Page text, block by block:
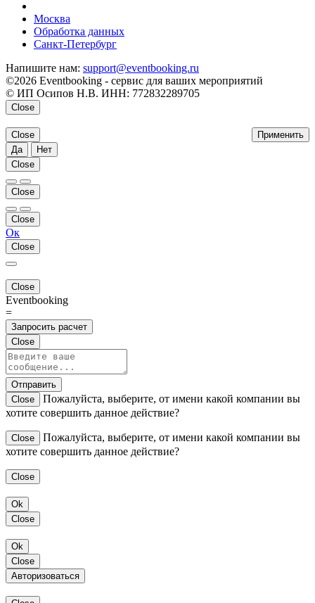
Москва
Обработка данных
Санкт-Петербург
Напишите нам: support@eventbooking.ru
©2026 Eventbooking - сервис для ваших мероприятий
© ИП Осипов Н.В. ИНН: 772832289705
Close
Применить
Close
Да
Нет
Close
Close
Close
Ок
Close
Close
Eventbooking
=
Запросить расчет
Close
Отправить
Close
Пожалуйста, выберите, от имени какой компании вы
хотите совершить данное действие?
Close
Пожалуйста, выберите, от имени какой компании вы
хотите совершить данное действие?
Close
Ok
Close
Ok
Close
Авторизоваться